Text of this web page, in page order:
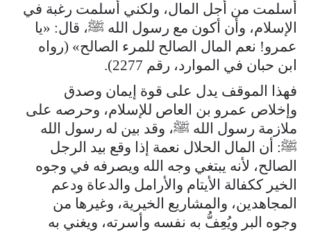
أسلمت من أجل المال، ولكني أسلمت رغبة في
الإسلام، وأن أكون مع رسول الله ﷺ، قال: «يا
عمرو! نعم المال الصالح للمرء الصالح» (رواه
ابن حبان في الموارد، رقم 2277).
فهذا الموقف يدل على قوة إيمان وصدق
وإخلاص عمرو بن العاص للإسلام، وحرصه على
ملازمة رسول الله ﷺ، وقد بين له رسول الله
ﷺ: أن المال الحلال نعمة إذا وقع بيد الرجل
الصالح، لأنه يبتغي وجه الله ويصرفه في وجوه
الخير ككفالة الأيتام والأرامل والدعاة ودعم
المجاهدين، والمشاريع الخيرية، وغيرها من
وجوه البر ويُعِفُّ به نفسه وأسرته، ويغني به